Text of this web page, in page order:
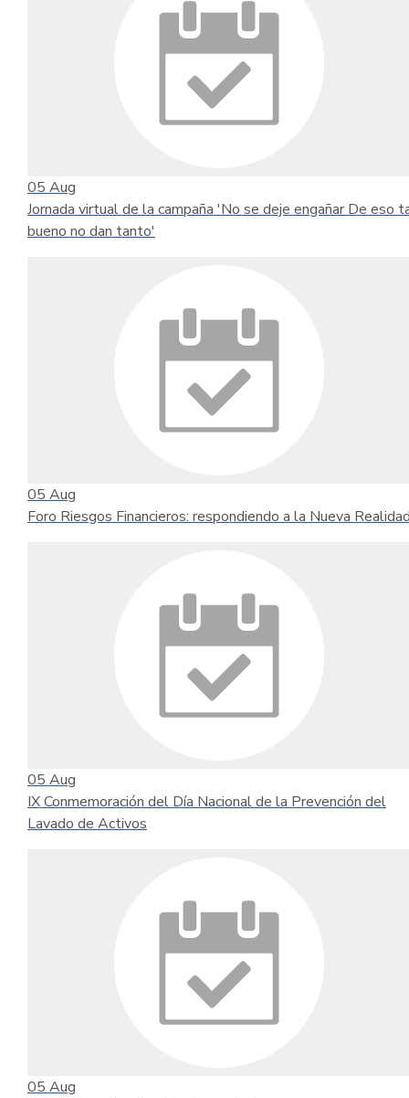
05 Aug
Jornada virtual de la campaña 'No se deje engañar De eso
bueno no dan tanto'
05 Aug
Foro Riesgos Financieros: respondiendo a la Nueva
05 Aug
IX Conmemoración del Día Nacional de la Prevención del
Lavado de Activos
05 Aug